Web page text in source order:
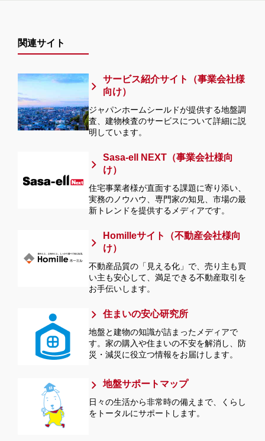
関連サイト
サービス紹介サイト（事業会社様
向け）
ジャパンホームシールドが提供する地盤調
査、建物検査のサービスについて詳細に説
明しています。
Sasa-ell NEXT（事業会社様向
け）
住宅事業者様が直面する課題に寄り添い、
実務のノウハウ、専門家の知見、市場の最
新トレンドを提供するメディアです。
Homilleサイト（不動産会社様向
け）
不動産品質の「見える化」で、売り主も買
い主も安心して、満足できる不動産取引を
お手伝いします。
住まいの安心研究所
地盤と建物の知識が詰まったメディアで
す。家の購入や住まいの不安を解消し、防
災・減災に役立つ情報をお届けします。
地盤サポートマップ
日々の生活から非常時の備えまで、くらし
をトータルにサポートします。